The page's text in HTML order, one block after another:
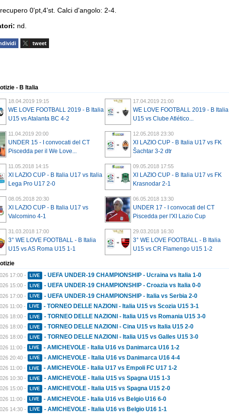
recupero 0'pt,4'st. Calci d'angolo: 2-4.
nd.
tweet
- B Italia
18.04.2019 19:15
WE LOVE FOOTBALL 2019 - B Italia
U15 vs Atalanta BC 4-2
17.04.2019 21:00
WE LOVE FOOTBALL 2019 - B Italia
U15 vs Clube Atlético...
11.04.2019 20:00
UNDER 15 - I convocati del CT
Piscedda per il We Love...
12.05.2018 23:30
XI LAZIO CUP - B Italia U17 vs FK
Šachtar 3-2 dtr
11.05.2018 14:15
XI LAZIO CUP - B Italia U17 vs Italia
Lega Pro U17 2-0
09.05.2018 17:55
XI LAZIO CUP - B Italia U17 vs FK
Krasnodar 2-1
08.05.2018 20:30
XI LAZIO CUP - B Italia U17 vs
Valcomino 4-1
06.05.2018 13:30
UNDER 17 - I convocati del CT
Piscedda per l'XI Lazio Cup
31.03.2018 17:00
3° WE LOVE FOOTBALL - B Italia
U15 vs AS Roma U15 1-1
29.03.2018 16:30
3° WE LOVE FOOTBALL - B Italia
U15 vs CR Flamengo U15 1-2
17:00 - LIVE - UEFA UNDER-19 CHAMPIONSHIP - Ucraina vs Italia 1-0
15:00 - LIVE - UEFA UNDER-19 CHAMPIONSHIP - Croazia vs Italia 0-0
17:00 - LIVE - UEFA UNDER-19 CHAMPIONSHIP - Italia vs Serbia 2-0
11:00 - LIVE - TORNEO DELLE NAZIONI - Italia U15 vs Scozia U15 3-1
18:00 - LIVE - TORNEO DELLE NAZIONI - Italia U15 vs Romania U15 3-0
18:00 - LIVE - TORNEO DELLE NAZIONI - Cina U15 vs Italia U15 2-0
18:00 - LIVE - TORNEO DELLE NAZIONI - Italia U15 vs Galles U15 3-0
11:00 - LIVE - AMICHEVOLE - Italia U16 vs Danimarca U16 1-2
20:40 - LIVE - AMICHEVOLE - Italia U16 vs Danimarca U16 4-4
11:00 - LIVE - AMICHEVOLE - Italia U17 vs Empoli FC U17 1-2
10:30 - LIVE - AMICHEVOLE - Italia U15 vs Spagna U15 1-3
15:00 - LIVE - AMICHEVOLE - Italia U15 vs Spagna U15 2-0
11:00 - LIVE - AMICHEVOLE - Italia U16 vs Belgio U16 6-0
14:30 - LIVE - AMICHEVOLE - Italia U16 vs Belgio U16 1-1